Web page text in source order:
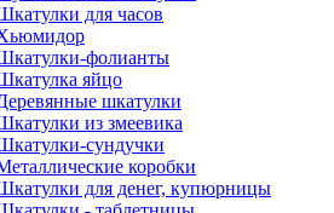
для часов
фолианты
яйцо
шкатулки
из змеевика
сундучки
коробки
для денег, купюрницы